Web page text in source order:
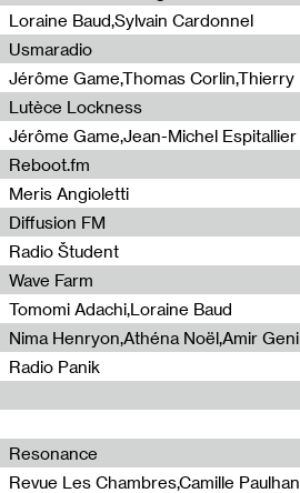
Loraine Baud,Sylvain Cardonnel
Usmaradio
Lutèce Lockness
Jérôme Game,Jean-Michel Espitallier
Reboot.fm
Meris Angioletti
Diffusion FM
Radio Študent
Wave Farm
Tomomi Adachi,Loraine Baud
Radio Panik
Resonance
Revue Les Chambres,Camille Paulhan